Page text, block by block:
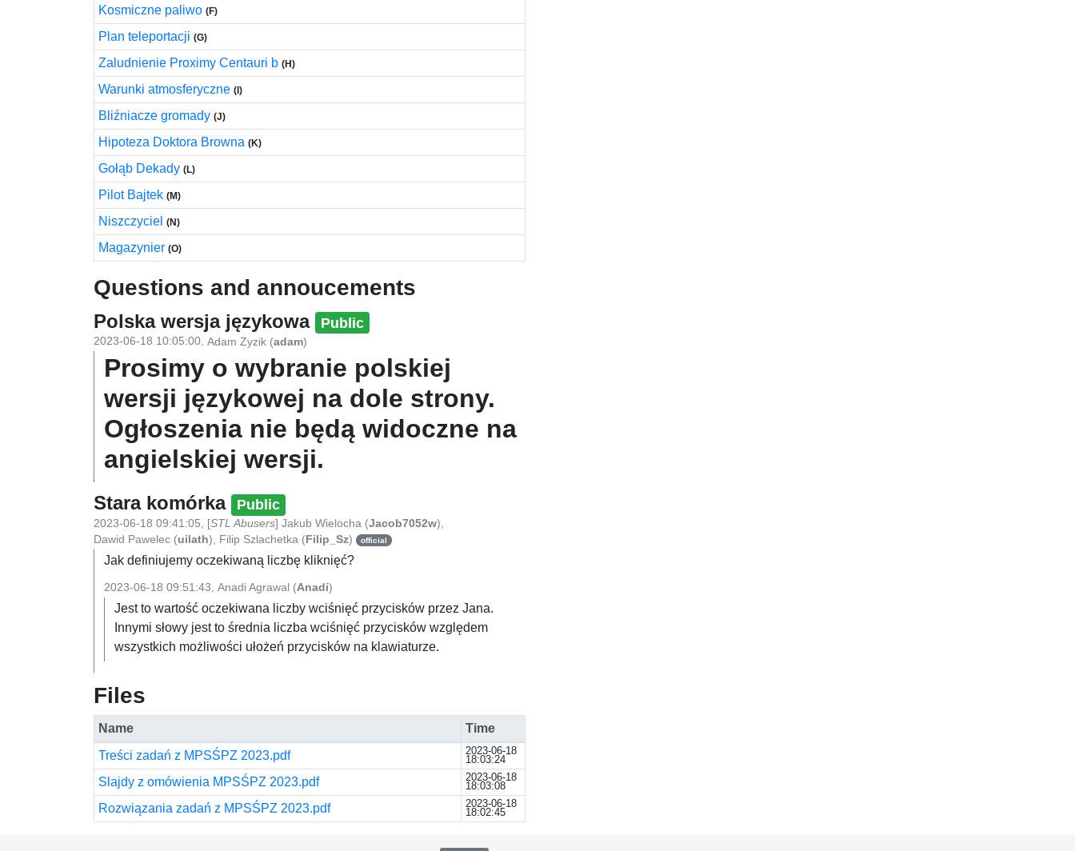
Kosmiczne paliwo (F)
Plan teleportacji (G)
Zaludnienie Proximy Centauri b (H)
Warunki atmosferyczne (I)
Bliźniacze gromady (J)
Hipoteza Doktora Browna (K)
Gołąb Dekady (L)
Pilot Bajtek (M)
Niszczyciel (N)
Magazynier (O)
Questions and annoucements
Polska wersja językowa Public
2023-06-18 10:05:00, Adam Zyzik (adam)
Prosimy o wybranie polskiej
wersji językowej na dole strony.
Ogłoszenia nie będą widoczne na
angielskiej wersji.
Stara komórka Public
2023-06-18 09:41:05 [STL Abusers] Jakub Wielocha (Jacob7052w),
Dawid Pawelec (uilath), Filip Szlachetka ( Filip_Sz) official
Jak definiujemy oczekiwaną liczbę kliknięć?
2023-06-18 09:51:43 Anadi Agrawal (Anadi)
Jest to wartość oczekiwana liczby wciśnięć przycisków przez Jana.
Innymi słowy jest to średnia liczba wciśnięć przycisków względem
wszystkich możliwości ułożeń przycisków na klawiaturze.
Files
Name
Time
Treści zadań z MPSŚPZ 2023.pdf
2023-06-18
18:03:24
Slajdy z omówienia MPSŚPZ 2023.pdf 2023-06-18
18:03:08
Rozwiązania zadań z MPSŚPZ 2023.pdf 2023-06-18
18:02:45